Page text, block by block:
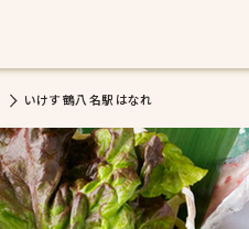
いけす 鶴八 名駅 はなれ